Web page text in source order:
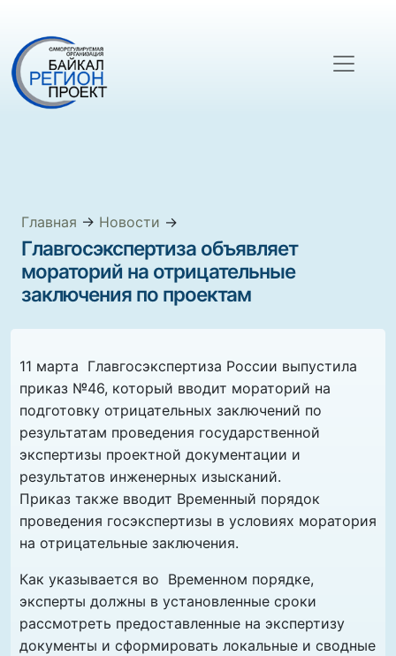
Главная → Новости →
Главгосэкспертиза объявляет
мораторий на отрицательные
заключения по проектам
11 марта Главгосэкспертиза России выпустила
приказ №46, который вводит мораторий на
подготовку отрицательных заключений по
результатам проведения государственной
экспертизы проектной документации и
результатов инженерных изысканий.
Приказ также вводит Временный порядок
проведения госэкспертизы в условиях моратория
на отрицательные заключения.
Как указывается во Временном порядке,
эксперты должны в установленные сроки
рассмотреть предоставленные на экспертизу
документы и сформировать локальные и сводные